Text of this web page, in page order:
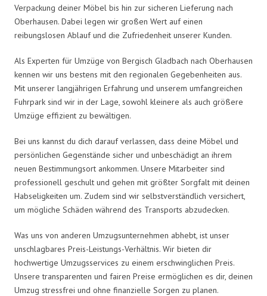
Verpackung deiner Möbel bis hin zur sicheren Lieferung nach
Oberhausen. Dabei legen wir großen Wert auf einen
reibungslosen Ablauf und die Zufriedenheit unserer Kunden.
Als Experten für Umzüge von Bergisch Gladbach nach Oberhausen
kennen wir uns bestens mit den regionalen Gegebenheiten aus.
Mit unserer langjährigen Erfahrung und unserem umfangreichen
Fuhrpark sind wir in der Lage, sowohl kleinere als auch größere
Umzüge effizient zu bewältigen.
Bei uns kannst du dich darauf verlassen, dass deine Möbel und
persönlichen Gegenstände sicher und unbeschädigt an ihrem
neuen Bestimmungsort ankommen. Unsere Mitarbeiter sind
professionell geschult und gehen mit größter Sorgfalt mit deinen
Habseligkeiten um. Zudem sind wir selbstverständlich versichert,
um mögliche Schäden während des Transports abzudecken.
Was uns von anderen Umzugsunternehmen abhebt, ist unser
unschlagbares Preis-Leistungs-Verhältnis. Wir bieten dir
hochwertige Umzugsservices zu einem erschwinglichen Preis.
Unsere transparenten und fairen Preise ermöglichen es dir, deinen
Umzug stressfrei und ohne finanzielle Sorgen zu planen.